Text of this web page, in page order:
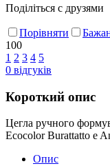
Поділіться с друзями
Порівняти
100
1 2 3 4 5
0 відгуків
Короткий опис
Цегла ручного
Ecocolor Burattatto e
Опис